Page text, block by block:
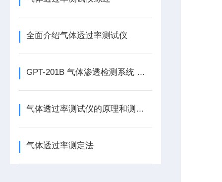
全面介绍气体透过率测试仪
GPT-201B 气体渗透检测系统 压差法透气性检测仪简介
气体透过率测试仪的原理和测试方法
气体透过率测定法